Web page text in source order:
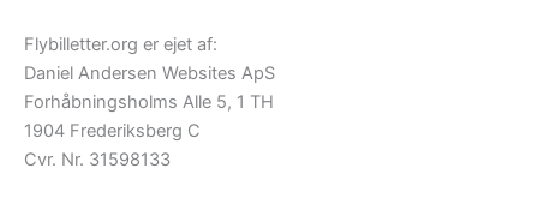
Flybilletter.org er ejet af:
Daniel Andersen Websites ApS
Forhåbningsholms Alle 5, 1 TH
1904 Frederiksberg C
Cvr. Nr. 31598133